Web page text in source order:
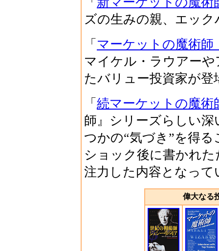
ズの生みの親、エッ
「 マーケットの魔術師
マイケル・ラウアー
たバリュー投資家が登
「 続マーケットの魔術
師』シリーズらしい
つかの“気づき”を得
ショック後に書かれ
注力した内容となって
偉大なる